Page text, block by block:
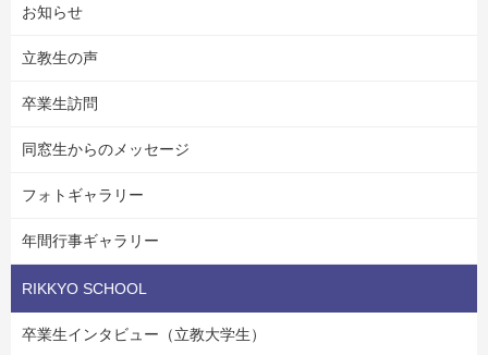
お知らせ
立教生の声
卒業生訪問
同窓生からのメッセージ
フォトギャラリー
年間行事ギャラリー
RIKKYO SCHOOL
卒業生インタビュー（立教大学生）